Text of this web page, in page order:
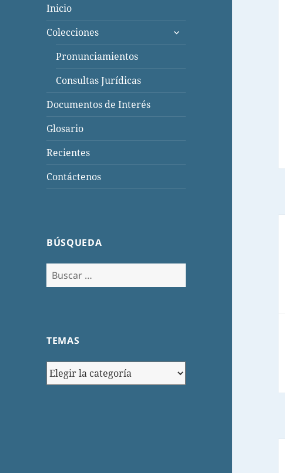
Inicio
Colecciones
expande
Pronunciamientos
Consultas Jurídicas
Documentos de Interés
Glosario
Recientes
Contáctenos
BÚSQUEDA
Buscar:
TEMAS
TEMAS